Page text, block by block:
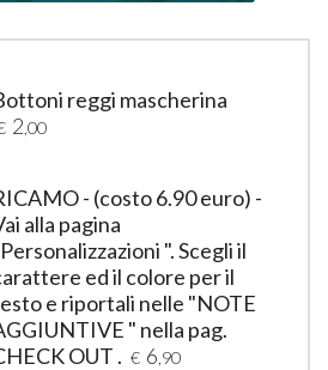
reggi mascherina
2 ,00
- (costo 6.90 euro) -
alla pagina
". Scegli il
ed il colore per il
e riportali nelle "NOTE
" nella pag.
OUT . € 6 ,90